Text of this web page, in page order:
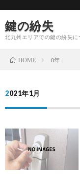
鍵の紛失
北九州エリアでの鍵の紛失に
HOME 0年
2021年1月